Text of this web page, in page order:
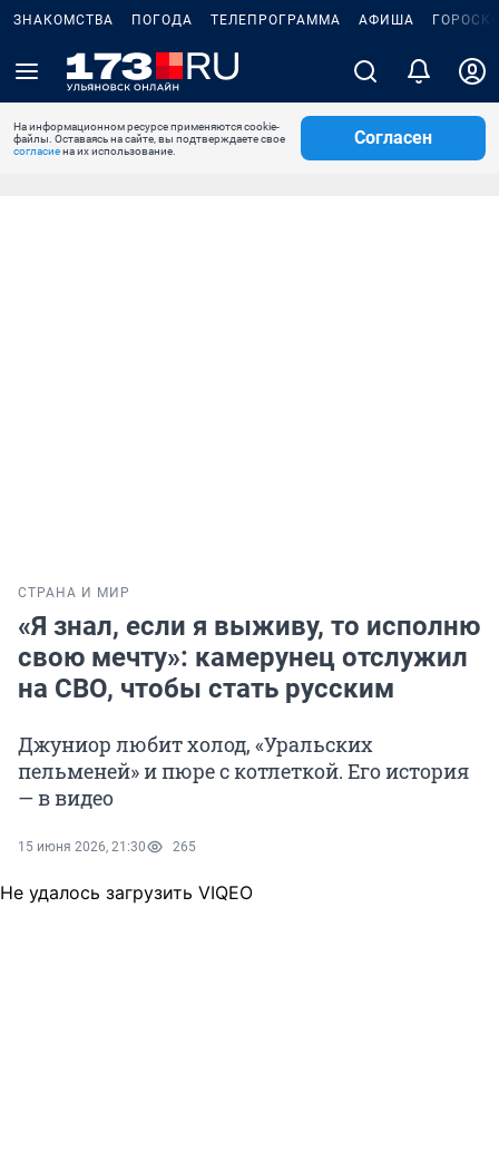
ЗНАКОМСТВА ПОГОДА ТЕЛЕПРОГРАММА АФИША
На информационном ресурсе применяются cookie-
файлы. Оставаясь на сайте, вы подтверждаете свое
согласиена их использование.
Согласен
СТРАНА И МИР
«Я знал, если я выживу, то исполню
свою мечту»: камерунец отслужил
на СВО, чтобы стать русским
Джуниор любит холод, «Уральских
пельменей» и пюре с котлеткой. Его история
— в видео
15 июня 2026, 21:30 265
Не удалось загрузить VIQEO